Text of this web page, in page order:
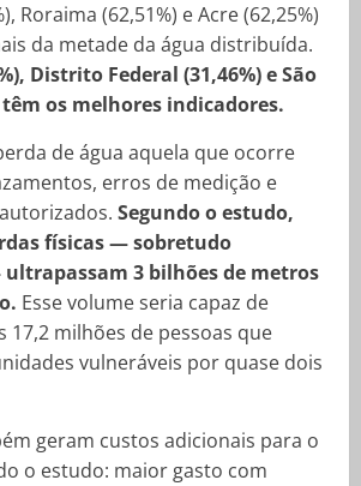
Roraima (62,51%) e Acre (62,25%)
da metade da água distribuída.
Distrito Federal (31,46%) e São
têm os melhores indicadores.
de água aquela que ocorre
erros de medição e
Segundo o estudo,
físicas — sobretudo
3 bilhões de metros
Esse volume seria capaz de
17,2 milhões de pessoas que
vulneráveis por quase dois
geram custos adicionais para o
o estudo: maior gasto com